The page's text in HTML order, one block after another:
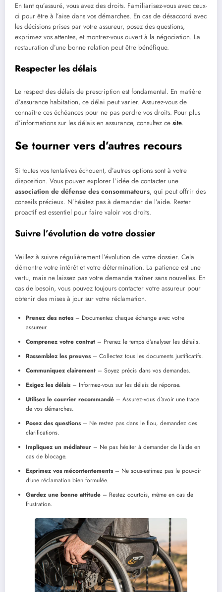
En tant qu’assuré, vous avez des droits. Familiarisez-vous avec ceux-
ci pour être à l’aise dans vos démarches. En cas de désaccord avec
les décisions prises par votre assureur, posez des questions,
exprimez vos attentes, et montrez-vous ouvert à la négociation. La
restauration d’une bonne relation peut être bénéfique.
Respecter les délais
Le respect des délais de prescription est fondamental. En matière
d’assurance habitation, ce délai peut varier. Assurez-vous de
connaître ces échéances pour ne pas perdre vos droits. Pour plus
d’informations sur les délais en assurance, consultez ce site.
Se tourner vers d’autres recours
Si toutes vos tentatives échouent, d’autres options sont à votre
disposition. Vous pouvez explorer l’idée de contacter une
association de défense des consommateurs, qui peut offrir des
conseils précieux. N’hésitez pas à demander de l’aide. Rester
proactif est essentiel pour faire valoir vos droits.
Suivre l’évolution de votre dossier
Veillez à suivre régulièrement l’évolution de votre dossier. Cela
démontre votre intérêt et votre détermination. La patience est une
vertu, mais ne laissez pas votre demande traîner sans nouvelles. En
cas de besoin, vous pouvez toujours contacter votre assureur pour
obtenir des mises à jour sur votre réclamation.
Prenez des notes– Documentez chaque échange avec votre
assureur.
Comprenez votre contrat – Prenez le temps d’analyser les détails.
Rassemblez les preuves– Collectez tous les documents justificatifs.
Communiquez clairement – Soyez précis dans vos demandes.
Exigez les délais– Informez-vous sur les délais de réponse.
Utilisez le courrier recommandé – Assurez-vous d’avoir une trace
de vos démarches.
Posez des questions– Ne restez pas dans le flou, demandez des
clarifications.
Impliquez un médiateur – Ne pas hésiter à demander de l’aide en
cas de blocage.
Exprimez vos mécontentements– Ne sous-estimez pas le pouvoir
d’une réclamation bien formulée.
Gardez une bonne attitude – Restez courtois, même en cas de
frustration.